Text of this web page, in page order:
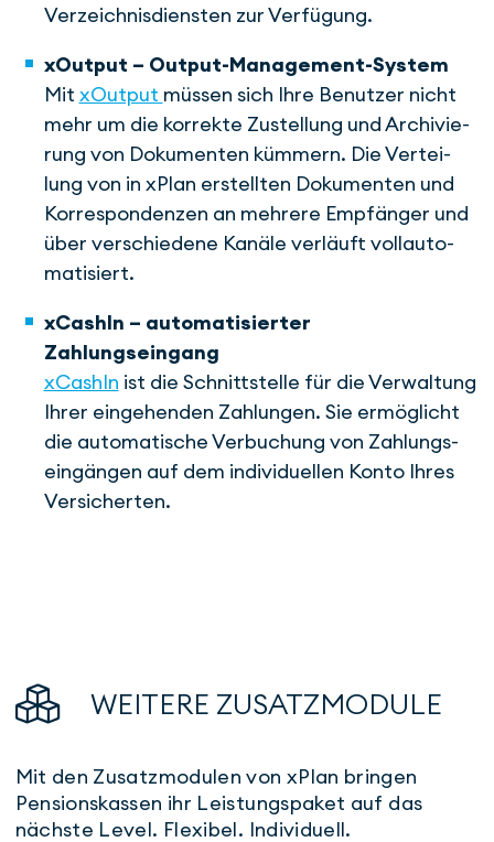
Ver­zeichnis­diensten zur Ver­fü­gung.
xOutput – Output-Management-System
Mit xOutput müssen sich Ihre Be­nutzer nicht
mehr um die kor­rekte Zu­stel­lung und Archi­vie­
rung von Do­ku­men­ten küm­mern. Die Ver­tei­
lung von in xPlan er­stellten Do­ku­men­ten und
Kor­re­s­pon­­den­­zen an meh­rere Emp­­fänger und
über ver­schie­­dene Kanäle ver­läuft voll­auto­
mati­siert.
xCashIn – automatisierter
Zahlungseingang
xCashIn ist die Schnitt­stelle für die Ver­wal­tung
Ihrer ein­ge­hen­den Zah­lungen. Sie er­mög­licht
die auto­ma­tische Ver­bu­chung von Zah­lungs­
ein­gängen auf dem indi­vi­duellen Konto Ihres
Ver­sicherten.
WEITERE ZUSATZ­MODULE
Mit den Zusatzmodulen von xPlan bringen
Pensions­kassen ihr Leistungs­paket auf das
nächste Level. Flexibel. Individuell.